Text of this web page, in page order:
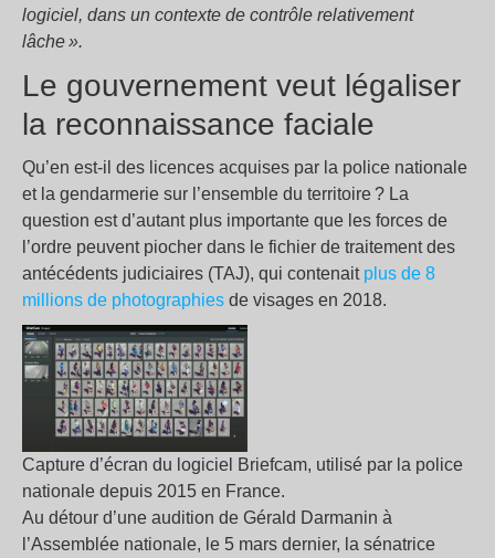
logiciel, dans un contexte de contrôle relativement
lâche ».
Le gouvernement veut légaliser
la reconnaissance faciale
Qu’en est-il des licences acquises par la police nationale
et la gendarmerie sur l’ensemble du territoire ? La
question est d’autant plus importante que les forces de
l’ordre peuvent piocher dans le fichier de traitement des
antécédents judiciaires (TAJ), qui contenait plus de 8
millions de photographies de visages en 2018.
Capture d’écran du logiciel Briefcam, utilisé par la police
nationale depuis 2015 en France.
Au détour d’une audition de Gérald Darmanin à
l’Assemblée nationale, le 5 mars dernier, la sénatrice